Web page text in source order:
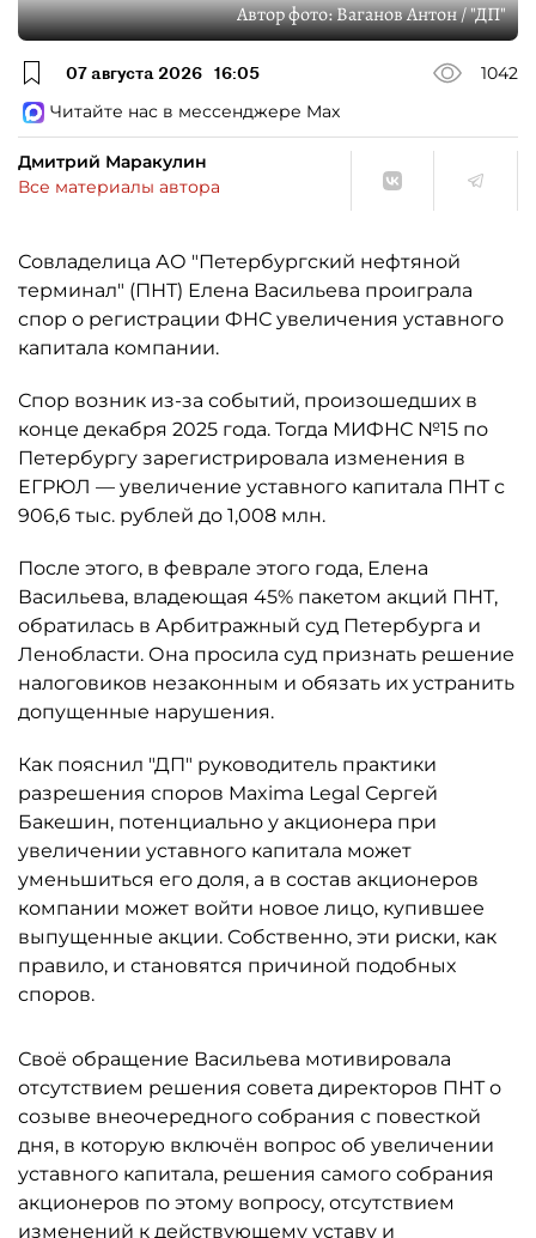
Автор фото:Ваганов Антон / "ДП"
07 августа 2026 16:05
1042
Читайте нас в мессенджере Max
Дмитрий Маракулин
Все материалы автора
Совладелица АО "Петербургский нефтяной
терминал" (ПНТ) Елена Васильева проиграла
спор о регистрации ФНС увеличения уставного
капитала компании.
Спор возник из-за событий, произошедших в
конце декабря 2025 года. Тогда МИФНС №15 по
Петербургу зарегистрировала изменения в
ЕГРЮЛ — увеличение уставного капитала ПНТ с
906,6 тыс. рублей до 1,008 млн.
После этого, в феврале этого года, Елена
Васильева, владеющая 45% пакетом акций ПНТ,
обратилась в Арбитражный суд Петербурга и
Ленобласти. Она просила суд признать решение
налоговиков незаконным и обязать их устранить
допущенные нарушения.
Как пояснил "ДП" руководитель практики
разрешения споров Maxima Legal Сергей
Бакешин, потенциально у акционера при
увеличении уставного капитала может
уменьшиться его доля, а в состав акционеров
компании может войти новое лицо, купившее
выпущенные акции. Собственно, эти риски, как
правило, и становятся причиной подобных
споров.
Своё обращение Васильева мотивировала
отсутствием решения совета директоров ПНТ о
созыве внеочередного собрания с повесткой
дня, в которую включён вопрос об увеличении
уставного капитала, решения самого собрания
акционеров по этому вопросу, отсутствием
изменений к действующему уставу и